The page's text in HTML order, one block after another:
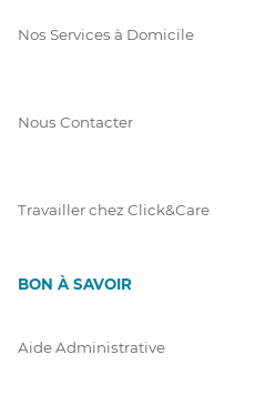
Nos Services à Domicile
Nous Contacter
Travailler chez Click&Care
BON À SAVOIR
Aide Administrative